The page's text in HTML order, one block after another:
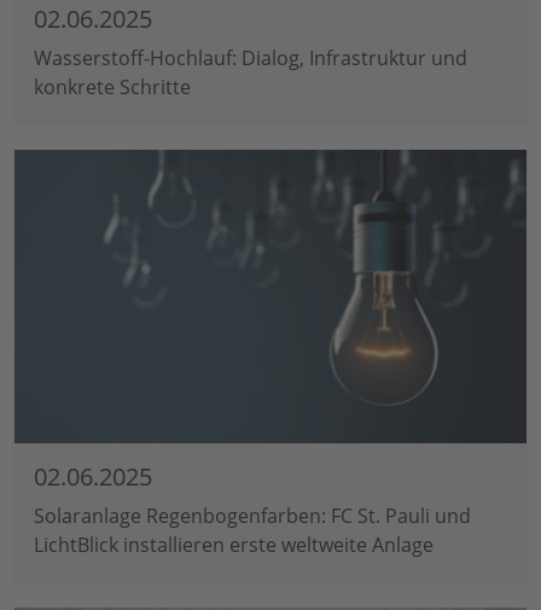
02.06.2025
Wasserstoff-Hochlauf: Dialog, Infrastruktur und
konkrete Schritte
02.06.2025
Solaranlage Regenbogenfarben: FC St. Pauli und
LichtBlick installieren erste weltweite Anlage